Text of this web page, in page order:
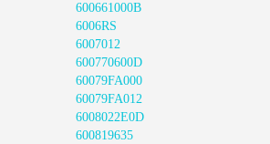
600661000B
6006RS
6007012
600770600D
60079FA000
60079FA012
6008022E0D
600819635